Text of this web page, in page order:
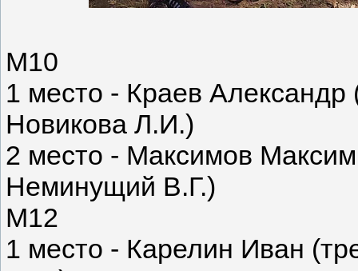
М10
1 место - Краев Александр
Новикова Л.И.)
2 место - Максимов
Неминущий В.Г.)
М12
1 место - Карелин Иван